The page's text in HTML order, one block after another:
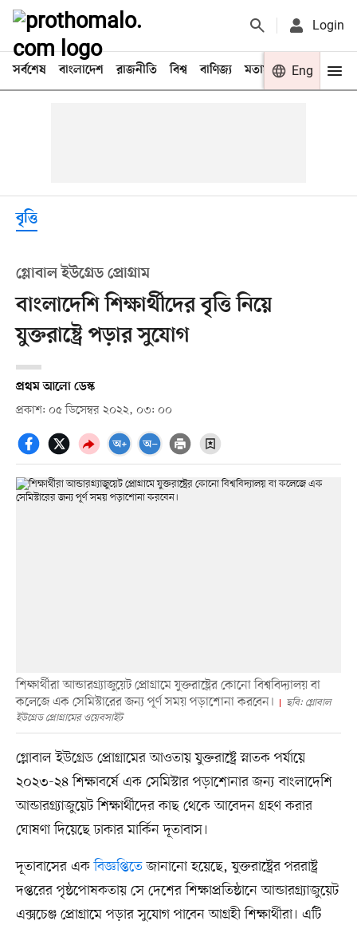
Login
সর্বশেষ বাংলাদেশ রাজনীতি বিশ্ব বাণিজ্য মতামত খেলা
Eng
বৃত্তি
গ্লোবাল ইউগ্রেড প্রোগ্রাম
বাংলাদেশি শিক্ষার্থীদের বৃত্তি নিয়ে
যুক্তরাষ্ট্রে পড়ার সুযোগ
প্রথম আলো ডেস্ক
প্রকাশ: ০৫ ডিসেম্বর ২০২২, ০৩: ০০
শিক্ষার্থীরা আন্ডারগ্র্যাজুয়েট প্রোগ্রামে যুক্তরাষ্ট্রের কোনো বিশ্ববিদ্যালয় বা
কলেজে এক সেমিস্টারের জন্য পূর্ণ সময় পড়াশোনা করবেন।
ছবি: গ্লোবাল
ইউগ্রেড প্রোগ্রামের ওয়েবসাইট
গ্লোবাল ইউগ্রেড প্রোগ্রামের আওতায় যুক্তরাষ্ট্রে স্নাতক পর্যায়ে
২০২৩-২৪ শিক্ষাবর্ষে এক সেমিস্টার পড়াশোনার জন্য বাংলাদেশি
আন্ডারগ্র্যাজুয়েট শিক্ষার্থীদের কাছ থেকে আবেদন গ্রহণ করার
ঘোষণা দিয়েছে ঢাকার মার্কিন দূতাবাস।
দূতাবাসের একবিজ্ঞপ্তিতেজানানো হয়েছে, যুক্তরাষ্ট্রের পররাষ্ট্র
দপ্তরের পৃষ্ঠপোষকতায় সে দেশের শিক্ষাপ্রতিষ্ঠানে আন্ডারগ্র্যাজুয়েট
এক্সচেঞ্জ প্রোগ্রামে পড়ার সুযোগ পাবেন আগ্রহী শিক্ষার্থীরা। এটি